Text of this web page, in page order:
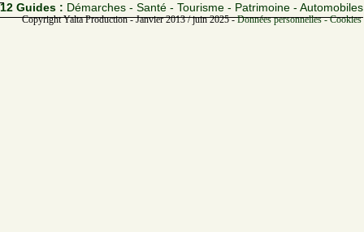
12 Guides : Démarches - Santé - Tourisme - Patrimoine - Automobiles
Copyright Yalta Production - Janvier 2013 / juin 2025 -Données personnelles -